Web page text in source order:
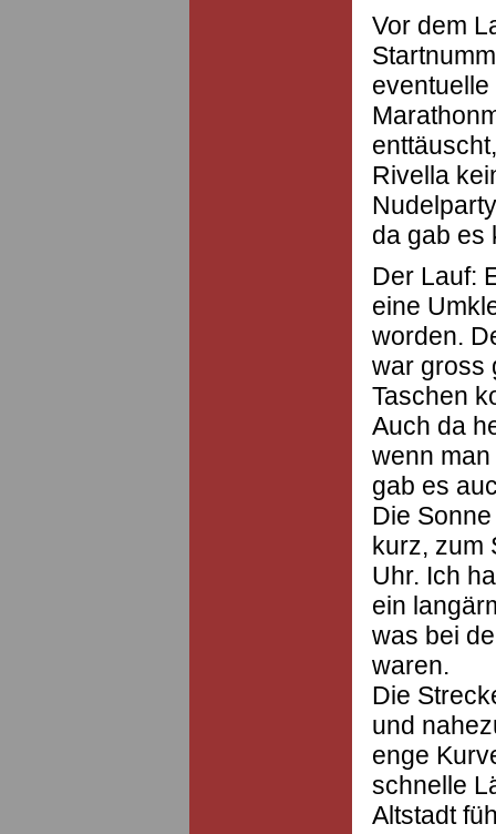
Vor dem
Rivella
da gab es
Der Lauf:
eine
worden.
war gross
Taschen
Auch da
wenn
gab es
Die
kurz, zum
Uhr. Ich
ein
was bei
waren.
Die
und
enge
schnelle
Altstadt